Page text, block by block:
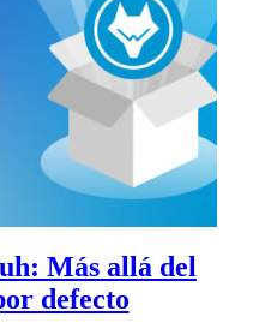
Más allá del
defecto